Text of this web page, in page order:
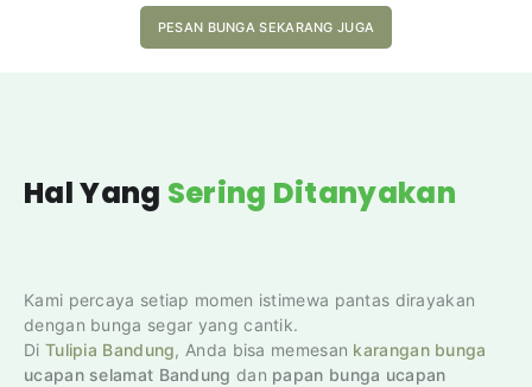
PESAN BUNGA SEKARANG JUGA
Hal Yang Sering Ditanyakan
Kami percaya setiap momen istimewa pantas dirayakan
dengan bunga segar yang cantik.
Di Tulipia Bandung, Anda bisa memesan karangan bunga
ucapan selamat Bandung dan papan bunga ucapan